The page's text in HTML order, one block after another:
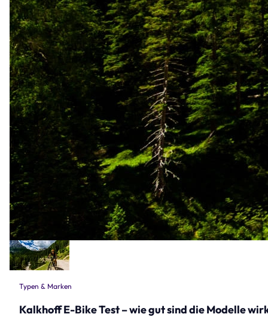
Typen & Marken
Kalkhoff E-Bike Test – wie gut sind die Modelle